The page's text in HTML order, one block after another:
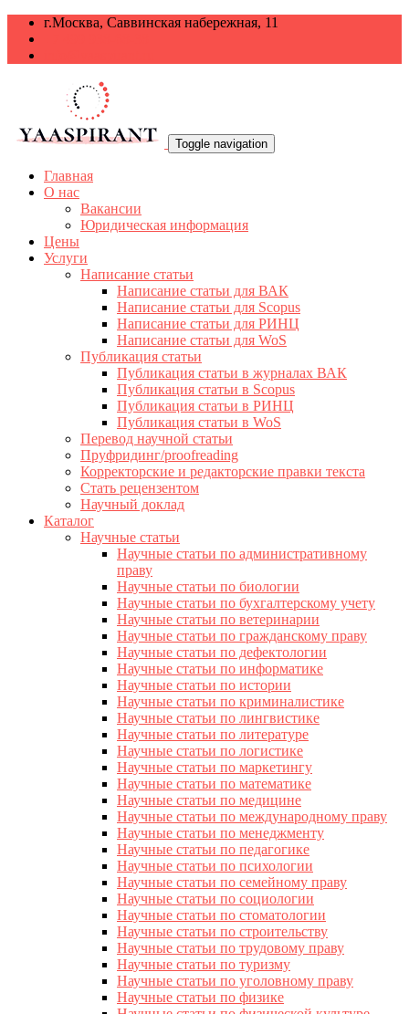
г.Москва, Саввинская набережная, 11
Toggle navigation
Главная
О нас
Вакансии
Юридическая информация
Цены
Услуги
Написание статьи
Написание статьи для ВАК
Написание статьи для Scopus
Написание статьи для РИНЦ
Написание статьи для WoS
Публикация статьи
Публикация статьи в журналах ВАК
Публикация статьи в Scopus
Публикация статьи в РИНЦ
Публикация статьи в WoS
Перевод научной статьи
Пруфридинг/proofreading
Корректорские и редакторские правки текста
Стать рецензентом
Научный доклад
Каталог
Научные статьи
Научные статьи по административному
праву
Научные статьи по биологии
Научные статьи по бухгалтерскому учету
Научные статьи по ветеринарии
Научные статьи по гражданскому праву
Научные статьи по дефектологии
Научные статьи по информатике
Научные статьи по истории
Научные статьи по криминалистике
Научные статьи по лингвистике
Научные статьи по литературе
Научные статьи по логистике
Научные статьи по маркетингу
Научные статьи по математике
Научные статьи по медицине
Научные статьи по международному праву
Научные статьи по менеджменту
Научные статьи по педагогике
Научные статьи по психологии
Научные статьи по семейному праву
Научные статьи по социологии
Научные статьи по стоматологии
Научные статьи по строительству
Научные статьи по трудовому праву
Научные статьи по туризму
Научные статьи по уголовному праву
Научные статьи по физике